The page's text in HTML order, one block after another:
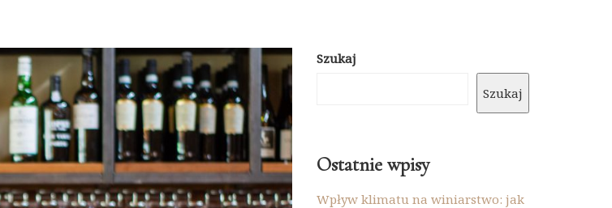
Szukaj
Szukaj
Ostatnie wpisy
Wpływ klimatu na winiarstwo: jak